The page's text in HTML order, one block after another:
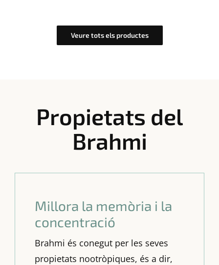
Veure tots els productes
Propietats del
Brahmi
Millora la memòria i la
concentració
Brahmi és conegut per les seves
propietats nootròpiques, és a dir,